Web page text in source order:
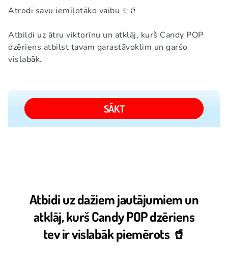
Atrodi savu iemīļotāko vaibu ✨🥤
Atbildi uz ātru viktorīnu un atklāj, kurš Candy POP
dzēriens atbilst tavam garastāvoklim un garšo
vislabāk.